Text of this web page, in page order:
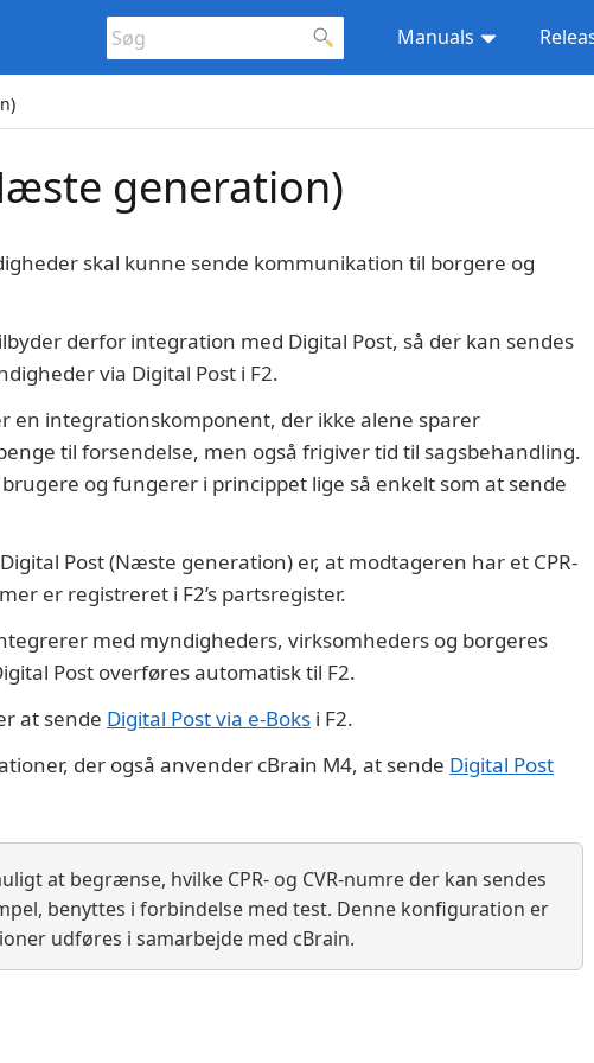
Manuals
generation)
skal kunne sende kommunikation til borgere og
derfor integration med Digital Post, så der kan sendes
via Digital Post i F2.
en integrationskomponent, der ikke alene sparer
til forsendelse, men også frigiver tid til sagsbehandling.
og fungerer i princippet lige så enkelt som at sende
Post (Næste generation) er, at modtageren har et CPR-
er registreret i F2’s partsregister.
med myndigheders, virksomheders og borgeres
Post overføres automatisk til F2.
at sende Digital Post via e-Boks i F2.
der også anvender cBrain M4, at sende Digital Post
at begrænse, hvilke CPR- og CVR-numre der kan sendes
benyttes i forbindelse med test. Denne konfiguration er
udføres i samarbejde med cBrain.